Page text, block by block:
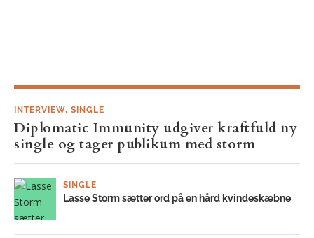
INTERVIEW, SINGLE
Diplomatic Immunity udgiver kraftfuld ny
single og tager publikum med storm
SINGLE
Lasse Storm sætter ord på en hård kvindeskæbne